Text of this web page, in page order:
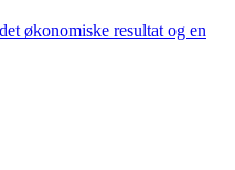
økonomiske resultat og en